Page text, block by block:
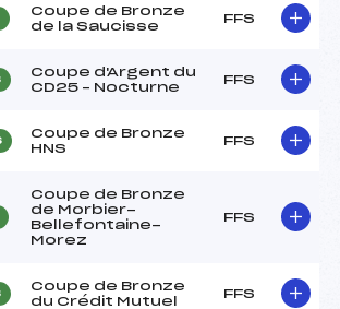
Coupe de Bronze
de la Saucisse
FFS
Coupe d'Argent du
CD25 – Nocturne
FFS
Coupe de Bronze
HNS
FFS
Coupe de Bronze
de Morbier-
Bellefontaine-
Morez
FFS
Coupe de Bronze
du Crédit Mutuel
FFS